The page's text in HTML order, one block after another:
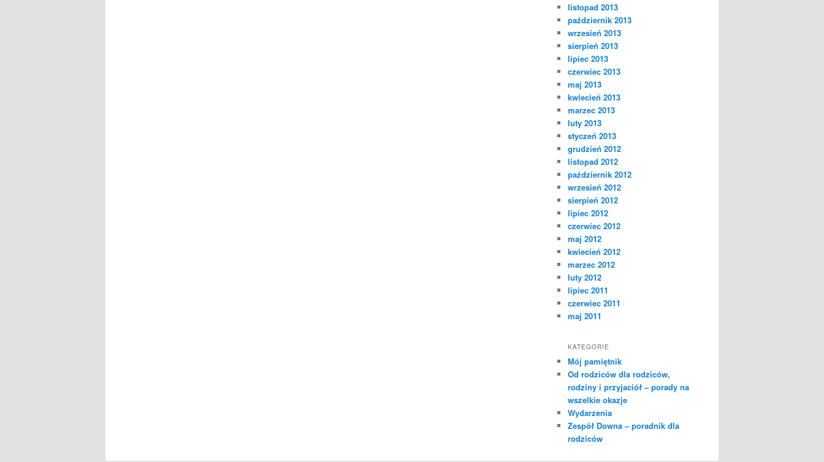
listopad 2013
październik 2013
wrzesień 2013
sierpień 2013
lipiec 2013
czerwiec 2013
maj 2013
kwiecień 2013
marzec 2013
luty 2013
styczeń 2013
grudzień 2012
listopad 2012
październik 2012
wrzesień 2012
sierpień 2012
lipiec 2012
czerwiec 2012
maj 2012
kwiecień 2012
marzec 2012
luty 2012
lipiec 2011
czerwiec 2011
maj 2011
KATEGORIE
Mój pamiętnik
Od rodziców dla rodziców,
rodziny i przyjaciół – porady na
wszelkie okazje
Wydarzenia
Zespół Downa – poradnik dla
rodziców